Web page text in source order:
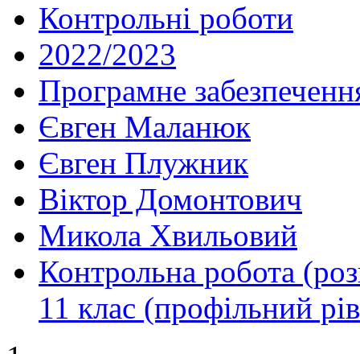
Контрольні роботи
2022/2023
Програмне
Євген Маланюк
Євген Плужник
Віктор Домонтович
Микола Хвильовий
Контрольна робота
11 клас (профільний